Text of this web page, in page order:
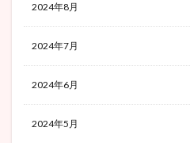
2024年8月
2024年7月
2024年6月
2024年5月